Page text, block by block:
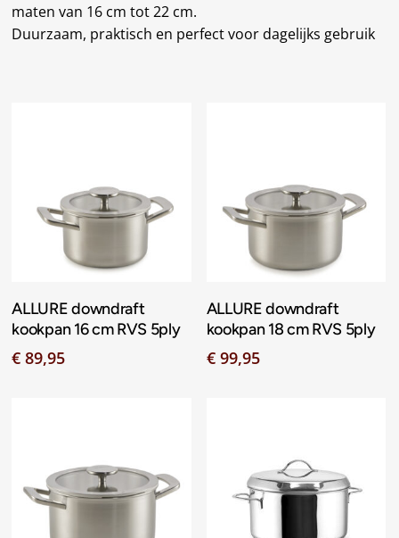
maten van 16 cm tot 22 cm.
Duurzaam, praktisch en perfect voor dagelijks gebruik
Toevoegen Aan
Winkelwagen
ALLURE downdraft
kookpan 16 cm RVS 5ply
€ 89,95
Toevoegen Aan
Winkelwagen
ALLURE downdraft
kookpan 18 cm RVS 5ply
€99,95